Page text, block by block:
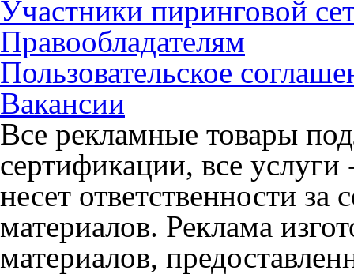
Участники пиринговой
Правообладателям
Пользовательское
Вакансии
Все рекламные товары
сертификации, все
несет ответственности
материалов. Реклама
материалов,